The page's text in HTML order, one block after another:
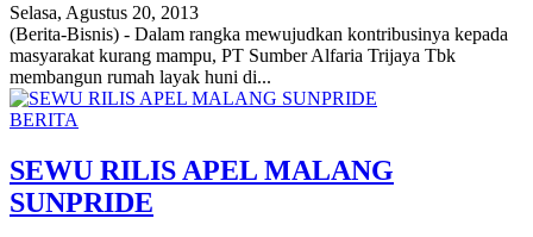
Selasa, Agustus 20, 2013
(Berita-Bisnis) - Dalam rangka mewujudkan kontribusinya kepada
masyarakat kurang mampu, PT Sumber Alfaria Trijaya Tbk
membangun rumah layak huni di...
BERITA
SEWU RILIS APEL MALANG
SUNPRIDE